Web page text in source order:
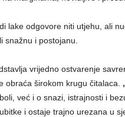
lake odgovore niti utjehu, ali
snažnu i postojanu.
vrijedno ostvarenje
obraća širokom krugu čitalaca.
već i o snazi, istrajnosti i
i ostaje trajno urezana u